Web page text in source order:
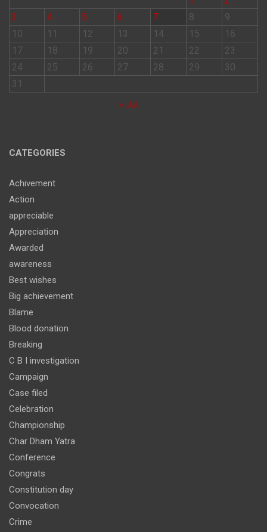
3
4 5 6 7 8
9
10
11 12 13 14 15
16
17
18 19 20 21 22
23
24
25 26 27 28 29
30
31
« Jul
CATEGORIES
Achivement
Action
appreciable
Appreciation
Awarded
awareness
Best wishes
Big achievement
Blame
Blood donation
Breaking
C B I investigation
Campaign
Case filed
Celebration
Championship
Char Dham Yatra
Conference
Congrats
Constitution day
Convocation
Crime